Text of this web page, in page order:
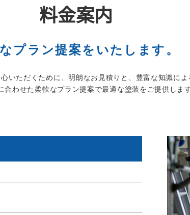
料金案内
プラン提案をいたします。
いただくために、明朗なお見積りと、豊富な知識によ
合わせた柔軟なプラン提案で最適な塗装をご提供しま